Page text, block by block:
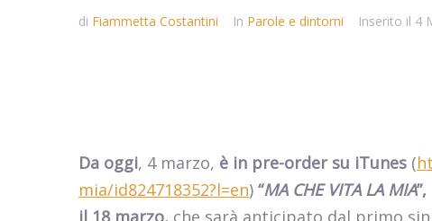
di Fiammetta Costantini In Parole e dintorni Inserito il 4
Da oggi, 4 marzo, è in pre-order su iTunes (
mia/id824718352?l=en) “MA CHE VITA LA MIA
il 18 marzo, che sarà anticipato dal primo